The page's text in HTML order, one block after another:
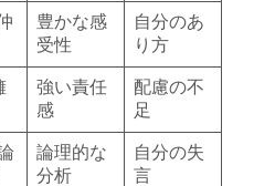
豊かな感
受性
自分のあ
り方
強い責任
感
配慮の不
足
論理的な
分析
自分の失
言